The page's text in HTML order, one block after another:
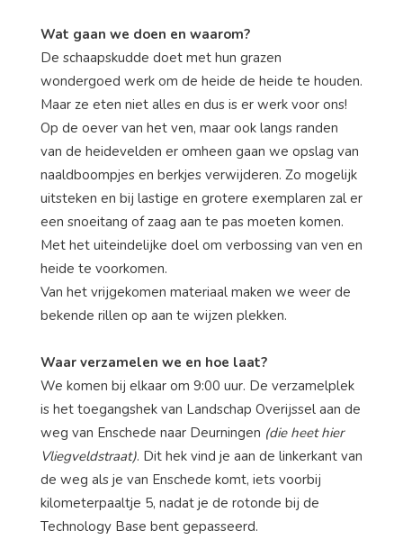
Wat gaan we doen en waarom?
De schaapskudde doet met hun grazen
wondergoed werk om de heide de heide te houden.
Maar ze eten niet alles en dus is er werk voor ons!
Op de oever van het ven, maar ook langs randen
van de heidevelden er omheen gaan we opslag van
naaldboompjes en berkjes verwijderen. Zo mogelijk
uitsteken en bij lastige en grotere exemplaren zal er
een snoeitang of zaag aan te pas moeten komen.
Met het uiteindelijke doel om verbossing van ven en
heide te voorkomen.
Van het vrijgekomen materiaal maken we weer de
bekende rillen op aan te wijzen plekken.
Waar verzamelen we en hoe laat?
We komen bij elkaar om 9:00 uur. De verzamelplek
is het toegangshek van Landschap Overijssel aan de
weg van Enschede naar Deurningen (die heet hier
Vliegveldstraat). Dit hek vind je aan de linkerkant van
de weg als je van Enschede komt, iets voorbij
kilometerpaaltje 5, nadat je de rotonde bij de
Technology Base bent gepasseerd.